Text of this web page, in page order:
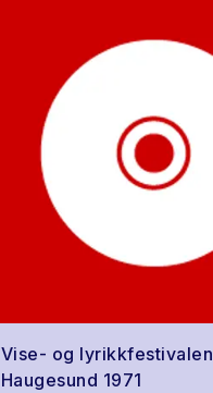
Vise- og lyrikkfestivalen
Haugesund 1971